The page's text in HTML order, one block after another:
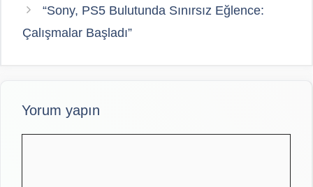
“Sony, PS5 Bulutunda Sınırsız Eğlence:
Çalışmalar Başladı”
Yorum yapın